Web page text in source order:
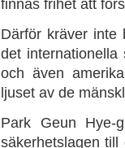
finnas frihet att
Därför kräver inte
det internationella
och även
ljuset av de
Park Geun Hye-
säkerhetslagen